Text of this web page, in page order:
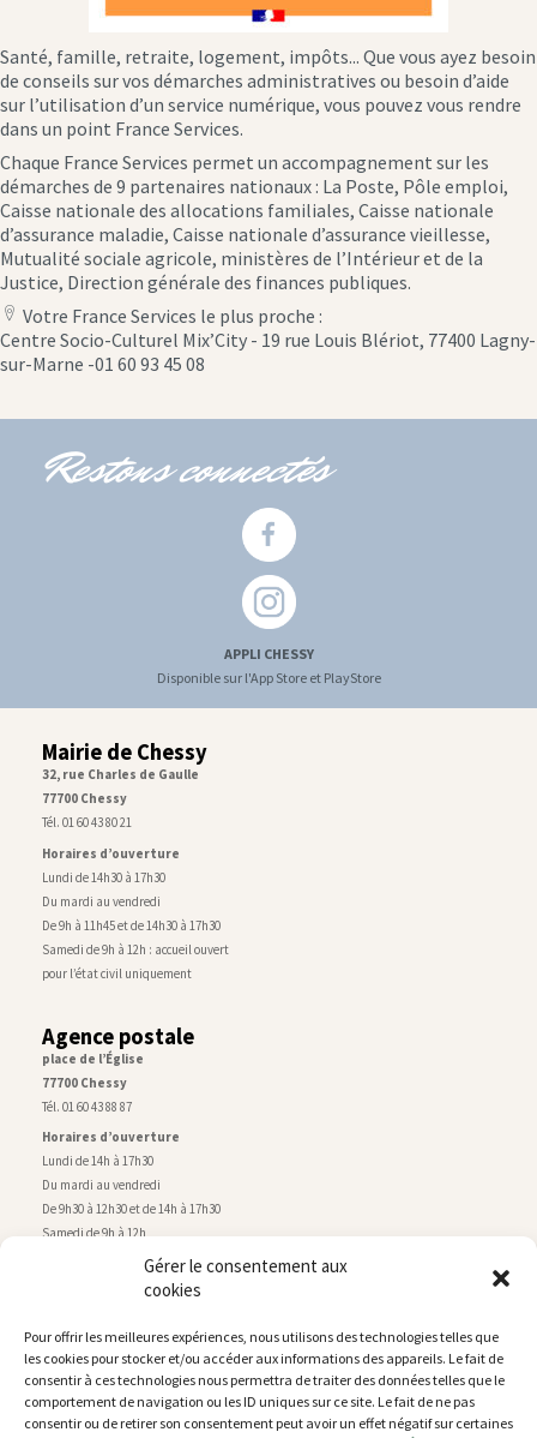
Gérer le consentement aux
cookies
Pour offrir les meilleures expériences, nous utilisons des technologies telles que
les cookies pour stocker et/ou accéder aux informations des appareils. Le fait de
consentir à ces technologies nous permettra de traiter des données telles que le
comportement de navigation ou les ID uniques sur ce site. Le fait de ne pas
consentir ou de retirer son consentement peut avoir un effet négatif sur certaines
Santé, famille, retraite, logement, impôts... Que vous ayez besoin
de conseils sur vos démarches administratives ou besoin d’aide
sur l’utilisation d’un service numérique, vous pouvez vous rendre
dans un point France Services.
Chaque France Services permet un accompagnement sur les
démarches de 9 partenaires nationaux : La Poste, Pôle emploi,
Caisse nationale des allocations familiales, Caisse nationale
d’assurance maladie, Caisse nationale d’assurance vieillesse,
Mutualité sociale agricole, ministères de l’Intérieur et de la
Justice, Direction générale des finances publiques.
location
icon
Votre France Services le plus proche :
Centre Socio-Culturel Mix’City - 19 rue Louis Blériot, 77400 Lagny-
sur-Marne -01 60 93 45 08
Restons connectés
APPLI CHESSY
Disponible sur l'App Store et PlayStore
Mairie de Chessy
32, rue Charles de Gaulle
77700 Chessy
Tél. 01 60 43 80 21
Horaires d’ouverture
Lundi de 14h30 à 17h30
Du mardi au vendredi
De 9h à 11h45 et de 14h30 à 17h30
Samedi de 9h à 12h : accueil ouvert
pour l’état civil uniquement
Agence postale
place de l’Église
77700 Chessy
Tél. 01 60 43 88 87
Horaires d’ouverture
Lundi de 14h à 17h30
Du mardi au vendredi
De 9h30 à 12h30 et de 14h à 17h30
Samedi de 9h à 12h
Service technique
rue de Montry–77700 Chessy
Tél. 01 60 43 52 63
Horaires d’ouverture
Lundi, mardi et jeudi